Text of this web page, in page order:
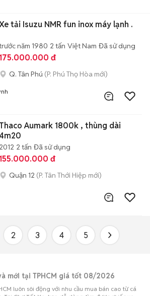
tải Isuzu NMR fun inox máy lạnh .
năm 1980 2 tấn Việt Nam Đã sử dụng
175.000.000 đ
Q. Tân Phú (P. Phú Thọ Hòa mới)
Thaco Aumark 1800k , thùng dài
2012 2 tấn Đã sử dụng
155.000.000 đ
Quận 12 (P. Tân Thới Hiệp mới)
2 3 4 5
mới tại TPHCM giá tốt 08/2026
luôn sôi động với nhu cầu mua bán cao từ cá